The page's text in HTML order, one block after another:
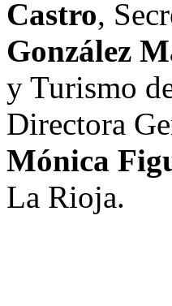
Castro,
González
y Turismo
Directora
Mónica
La Rioja.